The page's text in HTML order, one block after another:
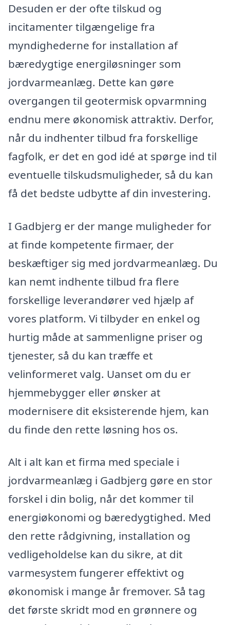
Desuden er der ofte tilskud og
incitamenter tilgængelige fra
myndighederne for installation af
bæredygtige energiløsninger som
jordvarmeanlæg. Dette kan gøre
overgangen til geotermisk opvarmning
endnu mere økonomisk attraktiv. Derfor,
når du indhenter tilbud fra forskellige
fagfolk, er det en god idé at spørge ind til
eventuelle tilskudsmuligheder, så du kan
få det bedste udbytte af din investering.
I Gadbjerg er der mange muligheder for
at finde kompetente firmaer, der
beskæftiger sig med jordvarmeanlæg. Du
kan nemt indhente tilbud fra flere
forskellige leverandører ved hjælp af
vores platform. Vi tilbyder en enkel og
hurtig måde at sammenligne priser og
tjenester, så du kan træffe et
velinformeret valg. Uanset om du er
hjemmebygger eller ønsker at
modernisere dit eksisterende hjem, kan
du finde den rette løsning hos os.
Alt i alt kan et firma med speciale i
jordvarmeanlæg i Gadbjerg gøre en stor
forskel i din bolig, når det kommer til
energiøkonomi og bæredygtighed. Med
den rette rådgivning, installation og
vedligeholdelse kan du sikre, at dit
varmesystem fungerer effektivt og
økonomisk i mange år fremover. Så tag
det første skridt mod en grønnere og